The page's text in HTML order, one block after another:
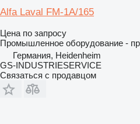
Alfa Laval FM-1A/165
Цена по запросу
Промышленное оборудование -
Германия, Heidenheim
GS-INDUSTRIESERVICE
Связаться с продавцом